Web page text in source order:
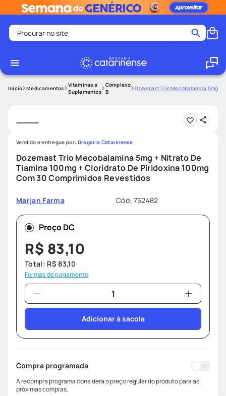
Procurar no site
1
2 º
medley
7º
lenço umedecido
8º
sabonete liquido
9º
desodorante
10º protetor solar
Medicamentos
Vitaminas e
Suplementos
Complexo
B
Dozemast Trio Mecobalamina 5mg +
Dozemast Trio Mecobalamina 5mg + Nitrato De
Tiamina 100mg + Cloridrato De Piridoxina 100mg
Com 30 Comprimidos Revestidos
Marjan Farma Cód: 752482
Vendido e entregue por: Drogaria Catarinense
Preço DC
R$ 83,10
Total: R$ 83,10
Formas de pagamento
Adicionar à sacola
Compra programada
A recompra programa considera o preço regular do produto para as
próximas compras.